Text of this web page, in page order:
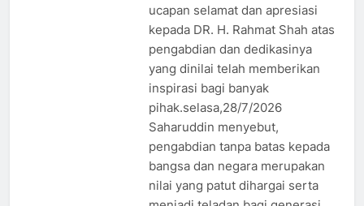
ucapan selamat dan apresiasi
kepada DR. H. Rahmat Shah atas
pengabdian dan dedikasinya
yang dinilai telah memberikan
inspirasi bagi banyak
pihak.selasa,28/7/2026
Saharuddin menyebut,
pengabdian tanpa batas kepada
bangsa dan negara merupakan
nilai yang patut dihargai serta